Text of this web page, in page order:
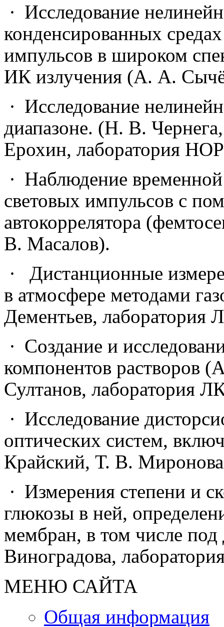
· Исследование
конденсированных
импульсов в широком
ИК излучения (А. А.
· Исследование
диапазоне. (Н. В.
Ерохин, лаборатория
· Наблюдение
световых импульсов с
автокоррелятора
В. Масалов).
·
Дистанционные
в атмосфере методами
Дементьев, лаборатория
· Создание и
компонентов растворов
Султанов, лаборатория
· Исследование
оптических систем,
Крайский, Т. В.
· Измерения степени и
глюкозы в ней,
мембран, в том числе
Виноградова,
МЕНЮ САЙТА
Общая информация